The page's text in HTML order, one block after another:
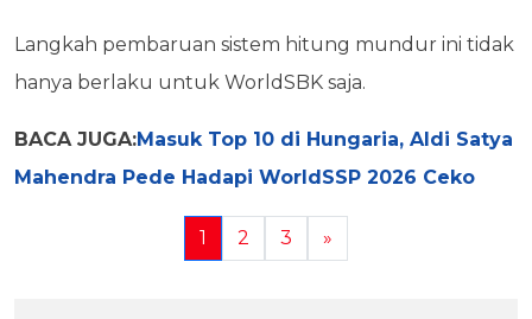
Langkah pembaruan sistem hitung mundur ini tidak
hanya berlaku untuk WorldSBK saja.
BACA JUGA:Masuk Top 10 di Hungaria, Aldi Satya
Mahendra Pede Hadapi WorldSSP 2026 Ceko
1 2 3 »